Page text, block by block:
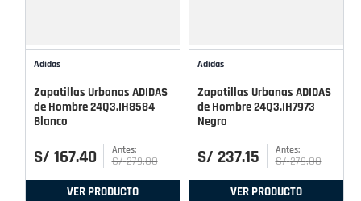
Adidas
Zapatillas Urbanas ADIDAS
de Hombre 24Q3.IH8584
Blanco
S/ 167.40 S/ 279.00
VER PRODUCTO
Adidas
Zapatillas Urbanas ADIDAS
de Hombre 24Q3.IH7973
Negro
S/ 237.15 S/ 279.00
VER PRODUCTO